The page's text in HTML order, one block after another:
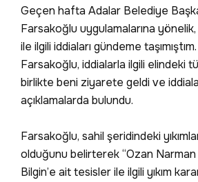
Geçen hafta Adalar Belediye
Farsakoğlu uygulamalarına yönelik,
ile ilgili iddiaları gündeme
Farsakoğlu, iddialarla ilgili elindeki
birlikte beni ziyarete geldi ve
açıklamalarda bulundu.
Farsakoğlu, sahil şeridindeki
olduğunu belirterek “Ozan
Bilgin’e ait tesisler ile ilgili yıkım